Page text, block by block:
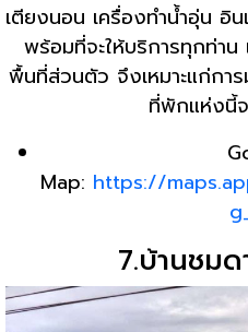
เตียงนอน เครื่องทำน้ำอุ่น อิ
พร้อมที่จะให้บริการทุกท่า
พื้นที่ส่วนตัว จึงเหมาะแก่ก
ที่พักแห่งนี้
Map: https://
7.บ้านชม